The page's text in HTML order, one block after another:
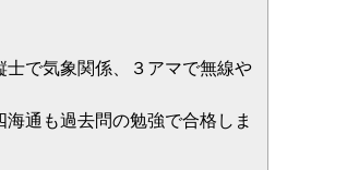
で気象関係、３アマで無線や
通も過去問の勉強で合格しま